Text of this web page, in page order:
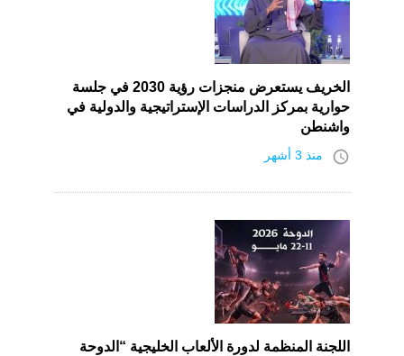
الخريف يستعرض منجزات رؤية 2030 في جلسة
حوارية بمركز الدراسات الإستراتيجية والدولية في
واشنطن
access_time منذ 3 أشهر
اللجنة المنظمة لدورة الألعاب الخليجية “الدوحة